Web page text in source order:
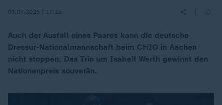
03.07.2025 | 17:11
Auch der Ausfall eines Paares kann die deutsche
Dressur-Nationalmannschaft beim CHIO in Aachen
nicht stoppen. Das Trio um Isabell Werth gewinnt den
Nationenpreis souverän.